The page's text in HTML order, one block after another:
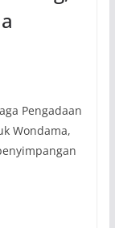
Pengadaan
Wondama,